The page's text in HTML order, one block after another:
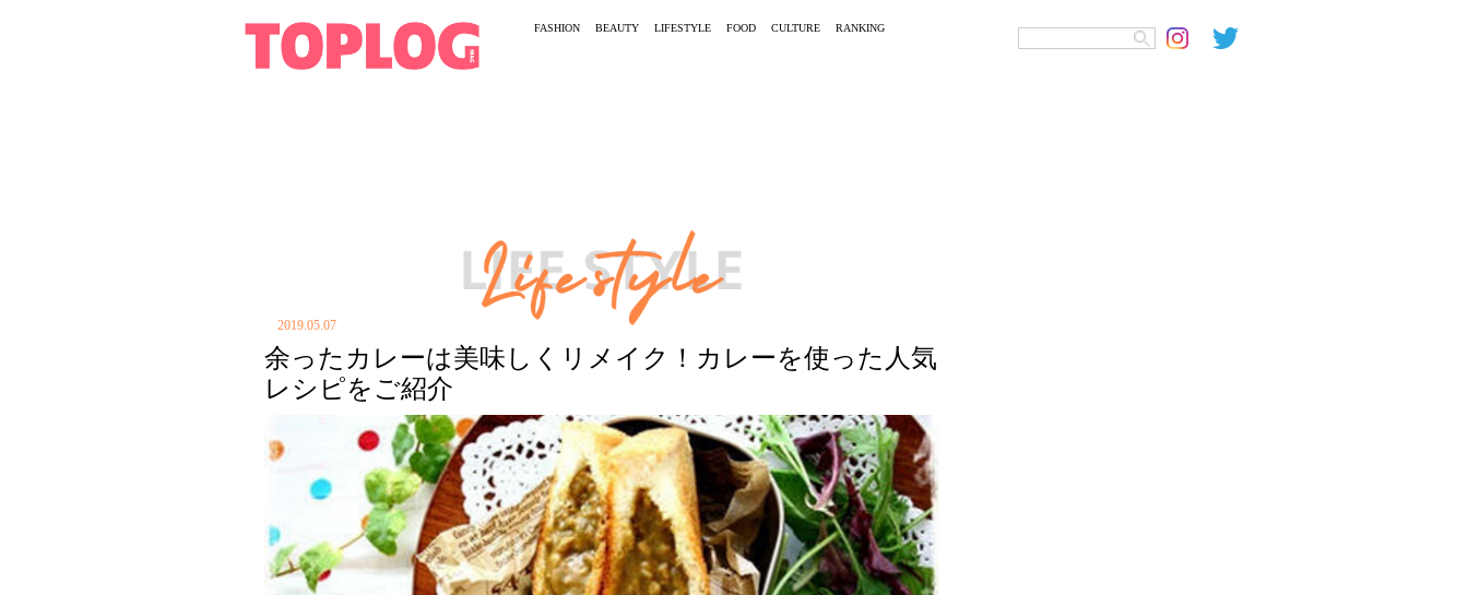
FASHION BEAUTY LIFESTYLE FOOD CULTURE RANKING
2019.05.07
余ったカレーは美味しくリメイク！カレーを使った人気
レシピをご紹介